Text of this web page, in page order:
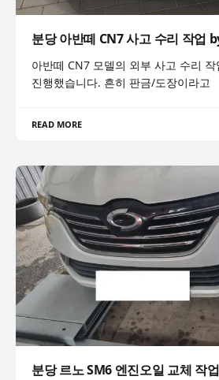
분당 아반떼 CN7 사고 수리 작업
아반떼 CN7 모델의 외부 사고 수리
진행했습니다. 흔히 판금/도장이라고
READ MORE
분당 르노 SM6 엔진오일 교체 작